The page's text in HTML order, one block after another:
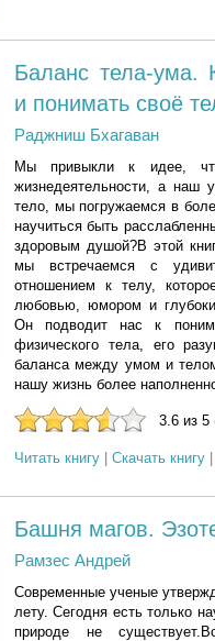
Баланс тела-ума.
и понимать своё
Раджниш Бхагаван
Мы привыкли к идее,
жизнедеятельности, а наш
тело, мы погружаемся в
научиться быть
здоровым душой?В этой
мы встречаемся с
отношением к телу,
любовью, юмором и
Он подводит нас к
физического тела, его
баланса между умом и
нашу жизнь более
3.6 из 5
Читать книгу Скачать книгу
Башня магов.
Рамзес Андрей
Современные ученые
лету. Сегодня есть только
природе не